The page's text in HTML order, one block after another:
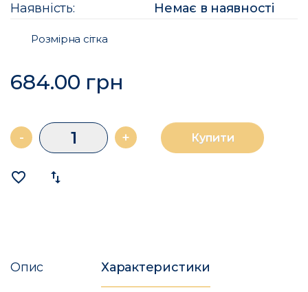
Наявність:
Немає в наявності
Розмірна сітка
684.00 грн
- + Купити
favorite_border import_export
Опис Характеристики